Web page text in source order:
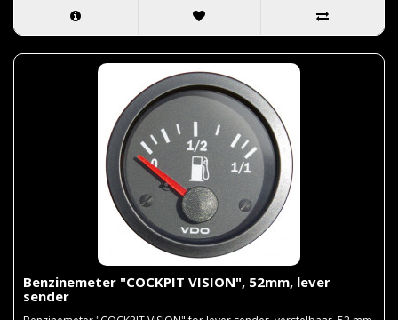
Benzinemeter "COCKPIT VISION", 52mm, lever
sender